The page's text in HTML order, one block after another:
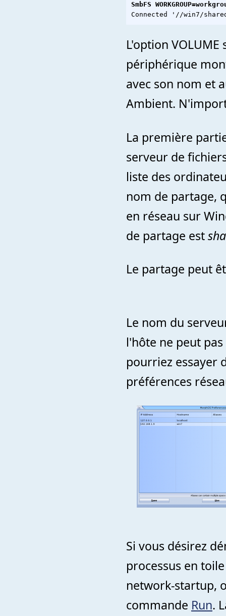
SmbFS
L'option
périphérique
avec son nom et
Ambient.
La première
serveur de
liste des
nom de partage,
en réseau sur
de partage est
Le partage peut
Le nom du
l'hôte ne peut
pourriez essayer
préférences
Si vous désirez
processus en
network-startup,
commande Run.